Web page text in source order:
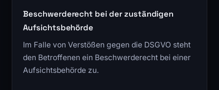
Beschwerderecht bei der zuständigen
Aufsichtsbehörde
Im Falle von Verstößen gegen die DSGVO steht
den Betroffenen ein Beschwerderecht bei einer
Aufsichtsbehörde zu.